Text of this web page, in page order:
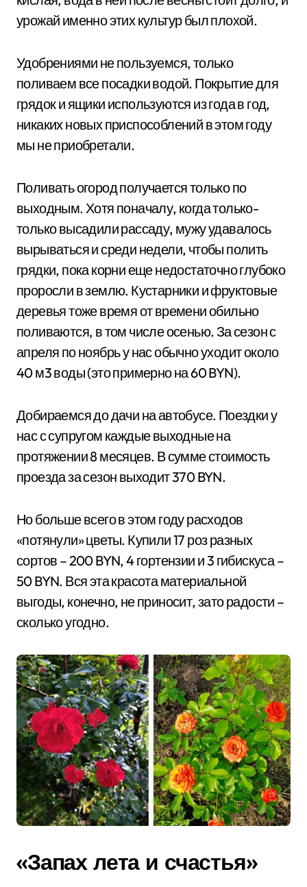
урожай именно этих культур был плохой.
Удобрениями не пользуемся, только
поливаем все посадки водой. Покрытие для
грядок и ящики используются из года в год,
никаких новых приспособлений в этом году
мы не приобретали.
Поливать огород получается только по
выходным. Хотя поначалу, когда только-
только высадили рассаду, мужу удавалось
вырываться и среди недели, чтобы полить
грядки, пока корни еще недостаточно глубоко
проросли в землю. Кустарники и фруктовые
деревья тоже время от времени обильно
поливаются, в том числе осенью. За сезон с
апреля по ноябрь у нас обычно уходит около
40 м3 воды (это примерно на 60 BYN).
Добираемся до дачи на автобусе. Поездки у
нас с супругом каждые выходные на
протяжении 8 месяцев. В сумме стоимость
проезда за сезон выходит 370 BYN.
Но больше всего в этом году расходов
«потянули» цветы. Купили 17 роз разных
сортов – 200 BYN, 4 гортензии и 3 гибискуса –
50 BYN. Вся эта красота материальной
выгоды, конечно, не приносит, зато радости –
сколько угодно.
«Запах лета и счастья»